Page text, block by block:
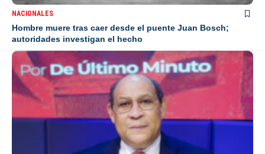
NACIONALES
Hombre muere tras caer desde el puente Juan Bosch;
autoridades investigan el hecho